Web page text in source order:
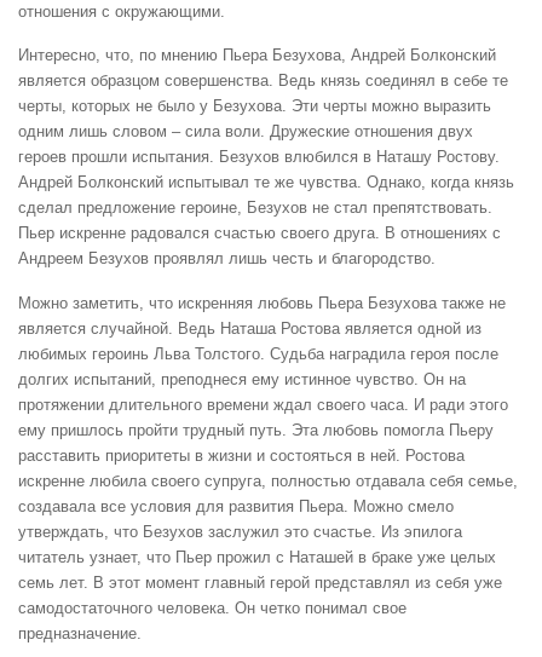
отношения с окружающими.
Интересно, что, по мнению Пьера Безухова, Андрей Болконский
является образцом совершенства. Ведь князь соединял в себе те
черты, которых не было у Безухова. Эти черты можно выразить
одним лишь словом – сила воли. Дружеские отношения двух
героев прошли испытания. Безухов влюбился в Наташу Ростову.
Андрей Болконский испытывал те же чувства. Однако, когда князь
сделал предложение героине, Безухов не стал препятствовать.
Пьер искренне радовался счастью своего друга. В отношениях с
Андреем Безухов проявлял лишь честь и благородство.
Можно заметить, что искренняя любовь Пьера Безухова также не
является случайной. Ведь Наташа Ростова является одной из
любимых героинь Льва Толстого. Судьба наградила героя после
долгих испытаний, преподнеся ему истинное чувство. Он на
протяжении длительного времени ждал своего часа. И ради этого
ему пришлось пройти трудный путь. Эта любовь помогла Пьеру
расставить приоритеты в жизни и состояться в ней. Ростова
искренне любила своего супруга, полностью отдавала себя семье,
создавала все условия для развития Пьера. Можно смело
утверждать, что Безухов заслужил это счастье. Из эпилога
читатель узнает, что Пьер прожил с Наташей в браке уже целых
семь лет. В этот момент главный герой представлял из себя уже
самодостаточного человека. Он четко понимал свое
предназначение.